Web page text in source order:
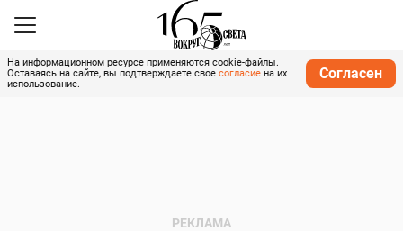
На информационном ресурсе применяются cookie-файлы.
Оставаясь на сайте, вы подтверждаете свое согласие на их
использование.
Согласен